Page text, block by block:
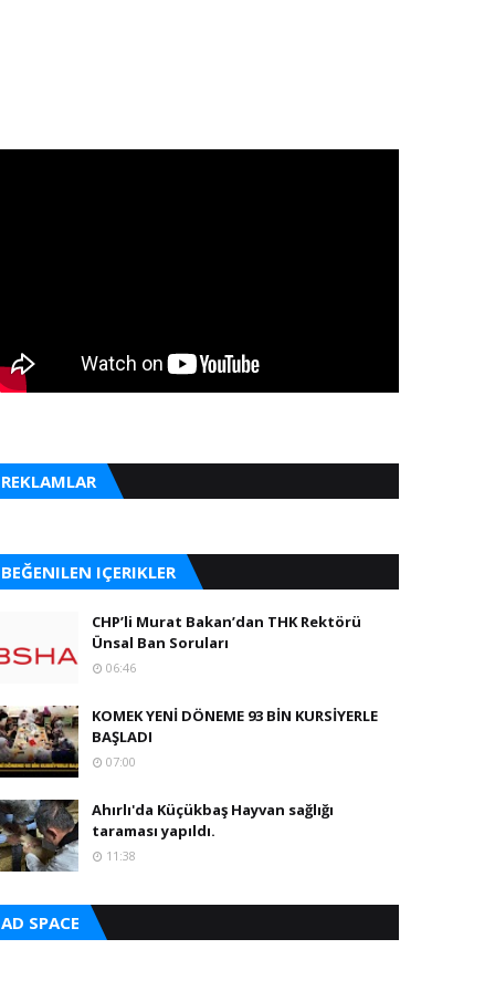
REKLAMLAR
BEĞENILEN IÇERIKLER
CHP’li Murat Bakan’dan THK Rektörü
Ünsal Ban Soruları
06:46
KOMEK YENİ DÖNEME 93 BİN KURSİYERLE
BAŞLADI
07:00
Ahırlı'da Küçükbaş Hayvan sağlığı
taraması yapıldı.
11:38
AD SPACE